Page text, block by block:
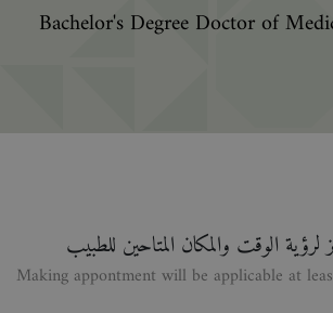
Bachelor's Degree Doctor of
لرؤية الوقت والمكان المتاحين للطبيب